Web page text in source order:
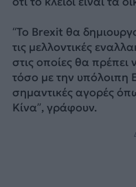
“Το Brexit θα
τις μελλοντικές
στις οποίες θα
τόσο με την υπόλοιπη
σημαντικές αγορές
Κίνα”, γράφουν.